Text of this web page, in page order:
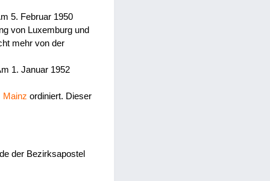
5. Februar 1950
von Luxemburg und
mehr von der
1. Januar 1952
Mainz ordiniert. Dieser
der Bezirksapostel